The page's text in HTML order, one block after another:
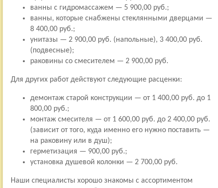
ванны с гидромассажем — 5 900,00 руб.;
ванны, которые снабжены стеклянными дверцами —
8 400,00 руб.;
унитазы — 2 900,00 руб. (напольные), 3 400,00 руб.
(подвесные);
раковины со смесителем — 2 900,00 руб.
Для других работ действуют следующие расценки:
демонтаж старой конструкции — от 1 400,00 руб. до 1
800,00 руб.;
монтаж смесителя — от 1 600,00 руб. до 2 400,00 руб.
(зависит от того, куда именно его нужно поставить —
на раковину или в душ);
герметизация — 900,00 руб.;
установка душевой колонки — 2 700,00 руб.
Наши специалисты хорошо знакомы с ассортиментом